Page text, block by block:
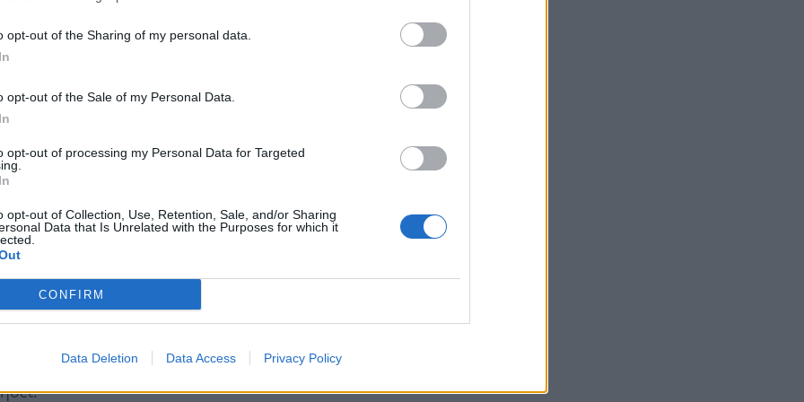
opt-out of the Sharing of my personal data.
opt-out of the Sale of my Personal Data.
opt-out of processing my Personal Data for Targeted
opt-out of Collection, Use, Retention, Sale, and/or Sharing
Data that Is Unrelated with the Purposes for which it
CONFIRM
Data Deletion Data Access Privacy Policy
και FIFA κατηγορούνται από τους
απειλώντας να αποβάλουν συλλόγους
της ESL.
Δικαστηρίου, Αθανάσιος Ράντος, έχει
UEFA στα μέσα Δεκεμβρίου. Τα
συχνά από τους δικαστές.
το χρόνο να πάει χαμένος.Όπως εξηγεί η
της ευρωπαϊκής Super League θα είναι
από 12 διαφορετικές χώρες.
επαφές με συλλόγους από τις χώρες
δημιουργία της.
τα μέλη της ESL εμφανίζονται πολύ